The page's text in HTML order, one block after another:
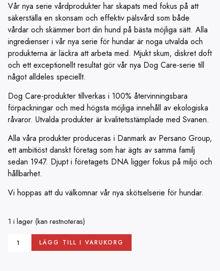
Vår nya serie vårdprodukter har skapats med fokus på att
säkerställa en skonsam och effektiv pälsvård som både
vårdar och skämmer bort din hund på bästa möjliga sätt. Alla
ingredienser i vår nya serie för hundar är noga utvalda och
produkterna är läckra att arbeta med. Mjukt skum, diskret doft
och ett exceptionellt resultat gör vår nya Dog Care-serie till
något alldeles speciellt.
Dog Care-produkter tillverkas i 100% återvinningsbara
förpackningar och med högsta möjliga innehåll av ekologiska
råvaror. Utvalda produkter är kvalitetsstämplade med Svanen.
Alla våra produkter produceras i Danmark av Persano Group,
ett ambitiöst danskt företag som har ägts av samma familj
sedan 1947. Djupt i företagets DNA ligger fokus på miljö och
hållbarhet.
Vi hoppas att du välkomnar vår nya skötselserie för hundar.
1 i lager (kan restnoteras)
LÄGG TILL I VARUKORG